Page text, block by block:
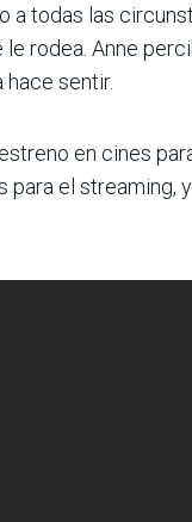
a todas las
rodea. Anne
sentir.
en cines
el streaming,